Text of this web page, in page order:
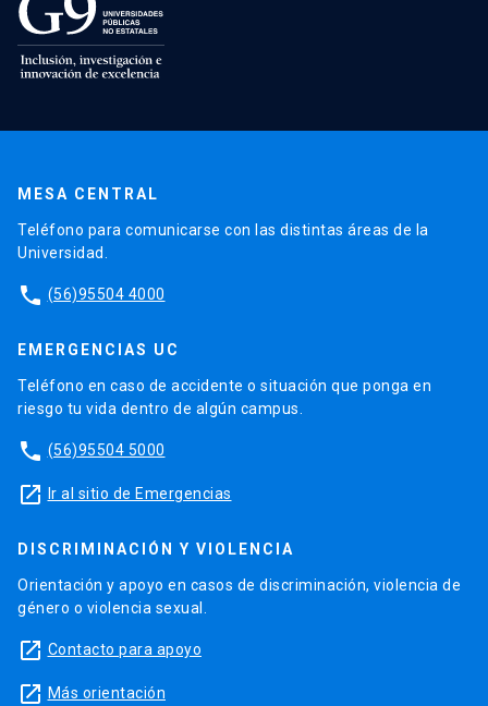
MESA CENTRAL
Teléfono para comunicarse con las distintas áreas de la
Universidad.
phone (56)95504 4000
EMERGENCIAS UC
Teléfono en caso de accidente o situación que ponga en
riesgo tu vida dentro de algún campus.
phone (56)95504 5000
launch Ir al sitio de Emergencias
DISCRIMINACIÓN Y VIOLENCIA
Orientación y apoyo en casos de discriminación, violencia de
género o violencia sexual.
launch Contacto para apoyo
launch Más orientación